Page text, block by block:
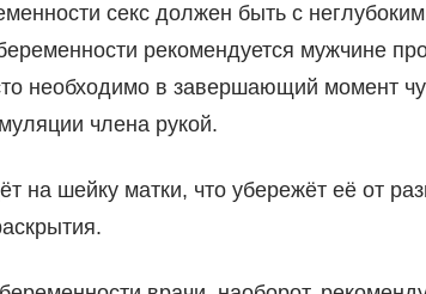
секс должен быть с
рекомендуется мужчине
необходимо в завершающий момент
члена рукой.
на шейку матки, что убережёт её от